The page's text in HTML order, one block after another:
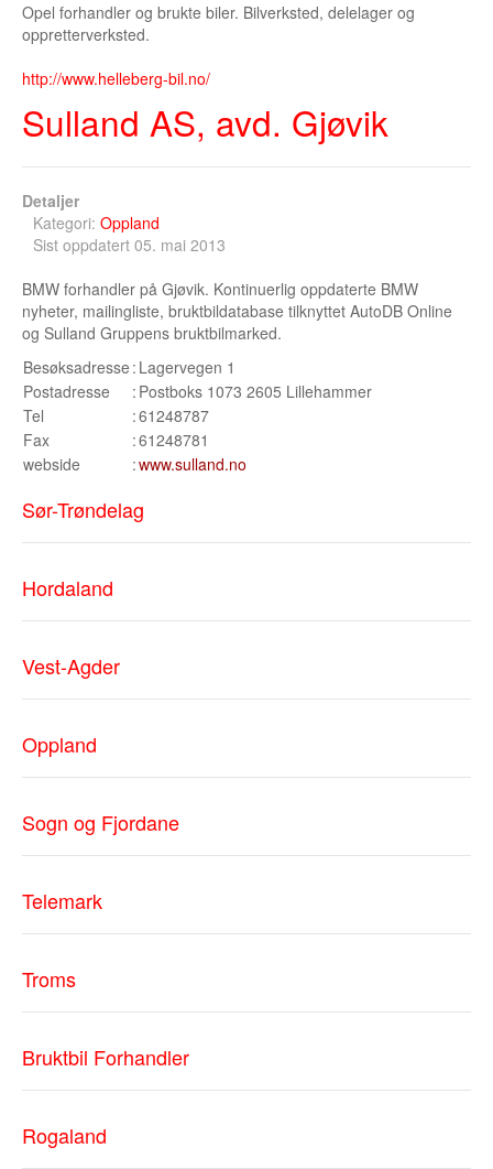
Opel forhandler og brukte biler. Bilverksted, delelager og
oppretterverksted.
http://www.helleberg-bil.no/
Sulland AS, avd. Gjøvik
Detaljer
Kategori: Oppland
Sist oppdatert 05. mai 2013
BMW forhandler på Gjøvik. Kontinuerlig oppdaterte BMW
nyheter, mailingliste, bruktbildatabase tilknyttet AutoDB Online
og Sulland Gruppens bruktbilmarked.
Besøksadresse : Lagervegen 1
Postadresse
: Postboks 1073 2605 Lillehammer
Tel
:61248787
Fax
:61248781
webside
:www.sulland.no
Sør-Trøndelag
Hordaland
Vest-Agder
Oppland
Sogn og Fjordane
Telemark
Troms
Bruktbil Forhandler
Rogaland